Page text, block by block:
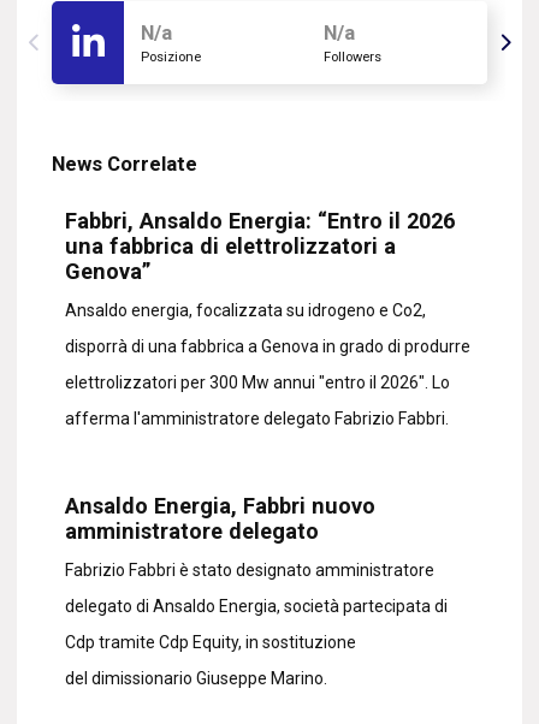
N/a
Posizione
N/a
Followers
News Correlate
Fabbri, Ansaldo Energia: “Entro il 2026
una fabbrica di elettrolizzatori a
Genova”
Ansaldo energia, focalizzata su idrogeno e Co2,
disporrà di una fabbrica a Genova in grado di produrre
elettrolizzatori per 300 Mw annui "entro il 2026". Lo
afferma l'amministratore delegato Fabrizio Fabbri.
Ansaldo Energia, Fabbri nuovo
amministratore delegato
Fabrizio Fabbri è stato designato amministratore
delegato di Ansaldo Energia, società partecipata di
Cdp tramite Cdp Equity, in sostituzione
del dimissionario Giuseppe Marino.